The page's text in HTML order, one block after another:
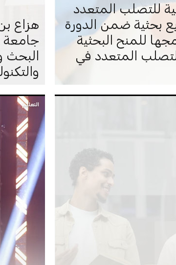
للتصلب المتعدد
بحثية ضمن الدورة
للمنح البحثية
المتعدد في
هزاع
جامعة
البحث
التعليم